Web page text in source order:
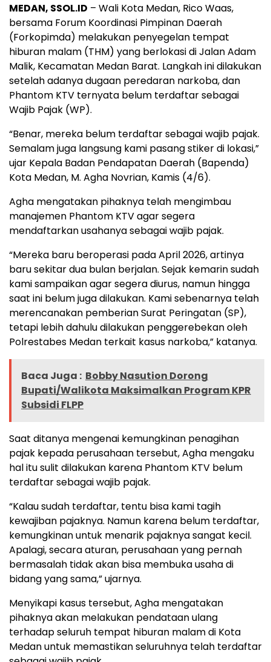
MEDAN, SSOL.ID – Wali Kota Medan, Rico Waas,
bersama Forum Koordinasi Pimpinan Daerah
(Forkopimda) melakukan penyegelan tempat
hiburan malam (THM) yang berlokasi di Jalan Adam
Malik, Kecamatan Medan Barat. Langkah ini dilakukan
setelah adanya dugaan peredaran narkoba, dan
Phantom KTV ternyata belum terdaftar sebagai
Wajib Pajak (WP).
“Benar, mereka belum terdaftar sebagai wajib pajak.
Semalam juga langsung kami pasang stiker di lokasi,”
ujar Kepala Badan Pendapatan Daerah (Bapenda)
Kota Medan, M. Agha Novrian, Kamis (4/6).
Agha mengatakan pihaknya telah mengimbau
manajemen Phantom KTV agar segera
mendaftarkan usahanya sebagai wajib pajak.
“Mereka baru beroperasi pada April 2026, artinya
baru sekitar dua bulan berjalan. Sejak kemarin sudah
kami sampaikan agar segera diurus, namun hingga
saat ini belum juga dilakukan. Kami sebenarnya telah
merencanakan pemberian Surat Peringatan (SP),
tetapi lebih dahulu dilakukan penggerebekan oleh
Polrestabes Medan terkait kasus narkoba,” katanya.
Baca Juga : Bobby Nasution Dorong
Bupati/Walikota Maksimalkan Program KPR
Subsidi FLPP
Saat ditanya mengenai kemungkinan penagihan
pajak kepada perusahaan tersebut, Agha mengaku
hal itu sulit dilakukan karena Phantom KTV belum
terdaftar sebagai wajib pajak.
“Kalau sudah terdaftar, tentu bisa kami tagih
kewajiban pajaknya. Namun karena belum terdaftar,
kemungkinan untuk menarik pajaknya sangat kecil.
Apalagi, secara aturan, perusahaan yang pernah
bermasalah tidak akan bisa membuka usaha di
bidang yang sama,” ujarnya.
Menyikapi kasus tersebut, Agha mengatakan
pihaknya akan melakukan pendataan ulang
terhadap seluruh tempat hiburan malam di Kota
Medan untuk memastikan seluruhnya telah terdaftar